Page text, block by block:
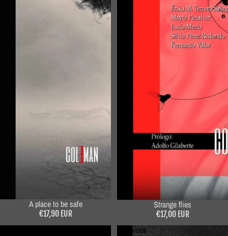
A place to be safe
€17,90 EUR
Strange flies
€17,00 EUR
Voracious